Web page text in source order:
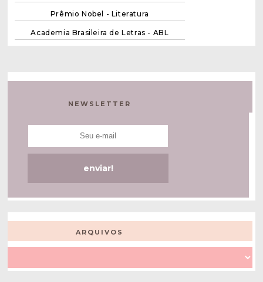
Prêmio Nobel - Literatura
Academia Brasileira de Letras - ABL
NEWSLETTER
ARQUIVOS